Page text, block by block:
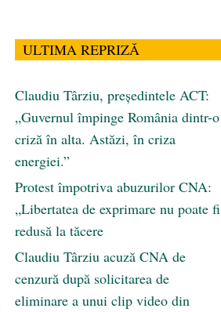
ULTIMA REPRIZĂ
Claudiu Târziu, președintele ACT:
„Guvernul împinge România dintr-o
criză în alta. Astăzi, în criza
energiei.”
Protest împotriva abuzurilor CNA:
„Libertatea de exprimare nu poate fi
redusă la tăcere
Claudiu Târziu acuză CNA de
cenzură după solicitarea de
eliminare a unui clip video din